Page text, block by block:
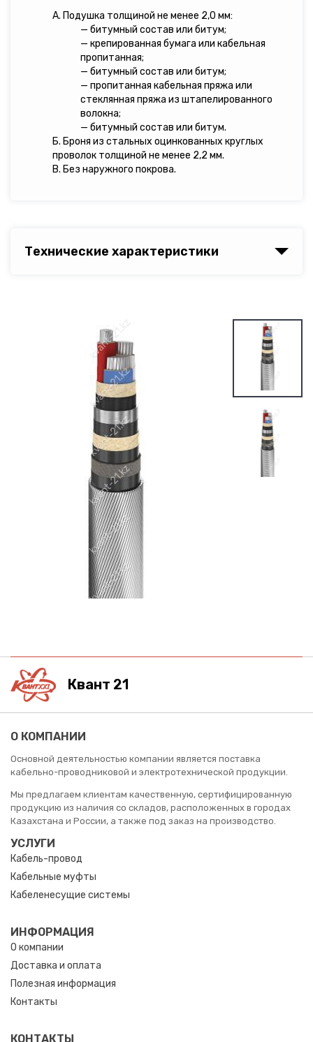
А. Подушка толщиной не менее 2,0 мм:
— битумный состав или битум;
— крепированная бумага или кабельная
пропитанная;
— битумный состав или битум;
— пропитанная кабельная пряжа или
стеклянная пряжа из штапелированного
волокна;
— битумный состав или битум.
Б. Броня из стальных оцинкованных круглых
проволок толщиной не менее 2,2 мм.
В. Без наружного покрова.
Технические характеристики
Квант 21
О КОМПАНИИ
Основной деятельностью компании является поставка
кабельно-проводниковой и электротехнической продукции.
Мы предлагаем клиентам качественную, сертифицированную
продукцию из наличия со складов, расположенных в городах
Казахстана и России, а также под заказ на производство.
УСЛУГИ
Кабель-провод
Кабельные муфты
Кабеленесущие системы
ИНФОРМАЦИЯ
О компании
Доставка и оплата
Полезная информация
Контакты
КОНТАКТЫ